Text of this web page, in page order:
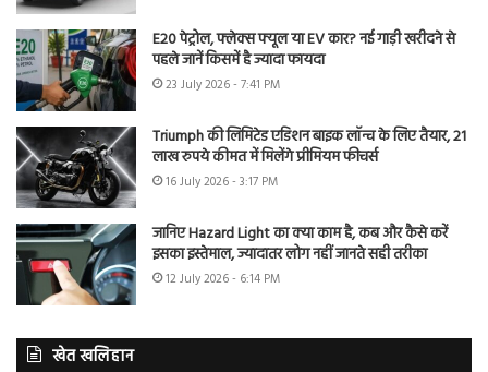
E20 पेट्रोल, फ्लेक्स फ्यूल या EV कार? नई गाड़ी खरीदने से
पहले जानें किसमें है ज्यादा फायदा
23 July 2026 - 7:41 PM
Triumph की लिमिटेड एडिशन बाइक लॉन्च के लिए तैयार, 21
लाख रुपये कीमत में मिलेंगे प्रीमियम फीचर्स
16 July 2026 - 3:17 PM
जानिए Hazard Light का क्या काम है, कब और कैसे करें
इसका इस्तेमाल, ज्यादातर लोग नहीं जानते सही तरीका
12 July 2026 - 6:14 PM
खेत खलिहान